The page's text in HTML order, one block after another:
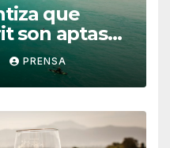
que
son aptas
PRENSA